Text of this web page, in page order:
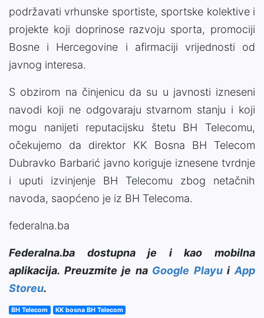
podržavati vrhunske sportiste, sportske kolektive i
projekte koji doprinose razvoju sporta, promociji
Bosne i Hercegovine i afirmaciji vrijednosti od
javnog interesa.
S obzirom na činjenicu da su u javnosti izneseni
navodi koji ne odgovaraju stvarnom stanju i koji
mogu nanijeti reputacijsku štetu BH Telecomu,
očekujemo da direktor KK Bosna BH Telecom
Dubravko Barbarić javno koriguje iznesene tvrdnje
i uputi izvinjenje BH Telecomu zbog netačnih
navoda, saopćeno je iz BH Telecoma.
federalna.ba
Federalna.ba dostupna je i kao mobilna
aplikacija. Preuzmite je na Google PlayuiApp
Storeu.
BH Telecom KK bosna BH Telecom